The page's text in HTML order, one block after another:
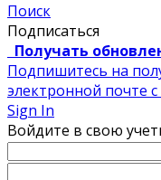
Поиск
Подписаться
Получать
Подпишитесь на
электронной почте с
Sign In
Войдите в свою